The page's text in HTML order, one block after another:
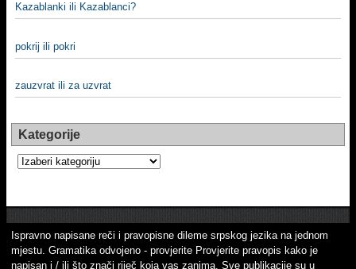
Kazablanki ili Kazablanci?
pokrij ili pokri
zauzvrat ili za uzvrat
Kategorije
Kategorije
Ispravno napisane reči i pravopisne dileme srpskog jezika na jednom
mjestu. Gramatika odvojeno - provjerite Provjerite pravopis kako je
napisan i / ili što znači riječ koja vas zanima. Sve publikacije su u